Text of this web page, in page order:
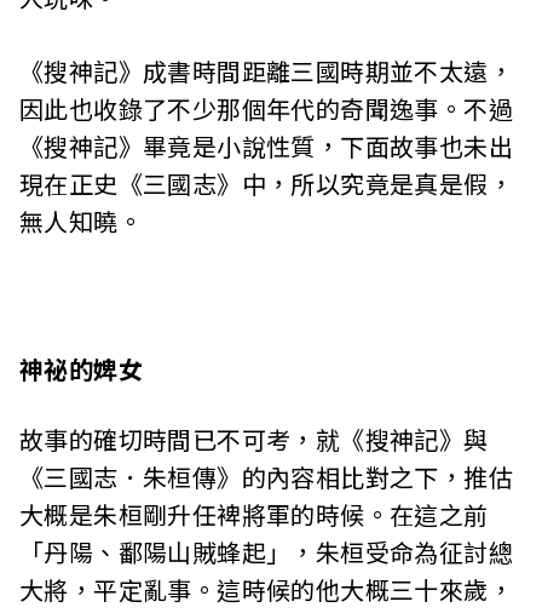
《搜神記》成書時間距離三國時期並不太遠，
因此也收錄了不少那個年代的奇聞逸事。不過
《搜神記》畢竟是小說性質，下面故事也未出
現在正史《三國志》中，所以究竟是真是假，
無人知曉。
神祕的婢女
故事的確切時間已不可考，就《搜神記》與
《三國志．朱桓傳》的內容相比對之下，推估
大概是朱桓剛升任裨將軍的時候。在這之前
「丹陽、鄱陽山賊蜂起」，朱桓受命為征討總
大將，平定亂事。這時候的他大概三十來歲，